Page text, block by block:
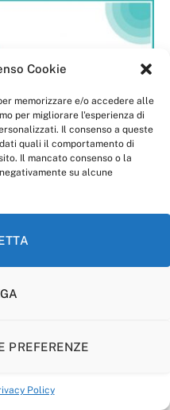
Cookie
memorizzare e/o accedere alle
per migliorare l'esperienza di
Il consenso a queste
quali il comportamento di
Il mancato consenso o la
su alcune
PREFERENZE
Policy